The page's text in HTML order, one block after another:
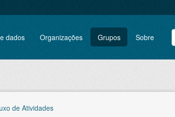
dados Organizações Grupos Sobre
de Atividades